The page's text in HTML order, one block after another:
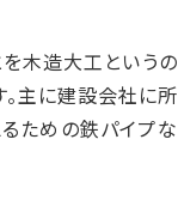
木造大工というの
主に建設会社に所
ための鉄パイプな